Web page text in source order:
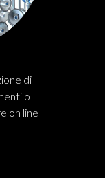
di
o
on line